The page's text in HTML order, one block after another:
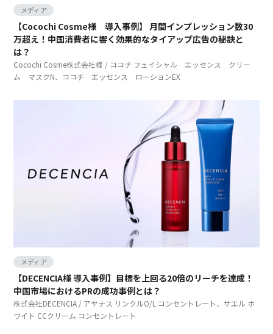
メディア
【Cocochi Cosme様 導入事例】 月間インプレッション数30
万超え！中国消費者に響く効果的なタイアップ広告の秘訣と
は？
Cocochi Cosme株式会社様 / ココチ フェイシャル エッセンス クリー
ム マスクN、ココチ エッセンス ローションEX
メディア
【DECENCIA様 導入事例】目標を上回る20倍のリーチを達成！
中国市場におけるPRの成功事例とは？
株式会社DECENCIA / アヤナス リンクルO/L コンセントレート、サエル ホ
ワイト CCクリーム コンセントレート